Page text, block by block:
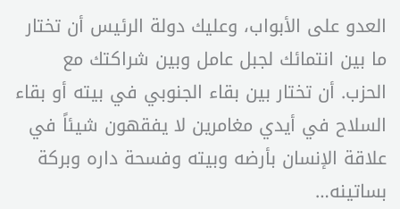
العدو على الأبواب، وعليك دولة الرئيس أن تختار
ما بين انتمائك لجبل عامل وبين شراكتك مع
الحزب. أن تختار بين بقاء الجنوبي في بيته أو بقاء
السلاح في أيدي مغامرين لا يفقهون شيئاً في
علاقة الإنسان بأرضه وبيته وفسحة داره وبركة
بساتينه…